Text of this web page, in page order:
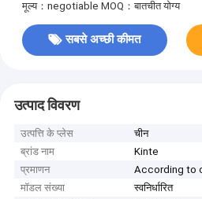
मूल्य：negotiable MOQ：बातचीत योग्य
सबसे अच्छी कीमत
उत्पाद विवरण
उत्पत्ति के प्लेस
चीन
ब्रांड नाम
Kinte
प्रमाणन
According to
मॉडल संख्या
स्वनिर्धारित